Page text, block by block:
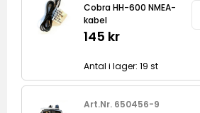
Cobra HH-600 NMEA-
kabel
145 kr
Antal i lager: 19 st
Art.Nr. 650456-9